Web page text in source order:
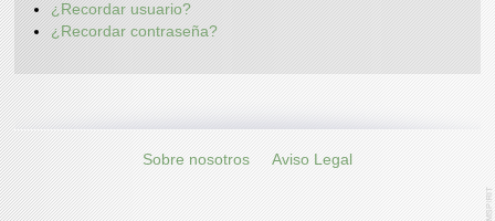
¿Recordar usuario?
¿Recordar contraseña?
Sobre nosotros Aviso Legal